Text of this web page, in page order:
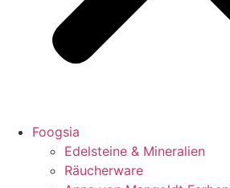
Foogsia
Edelsteine & Mineralien
Räucherware